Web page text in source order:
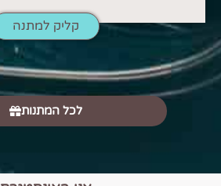
קליק למתנה
לכל המתנות